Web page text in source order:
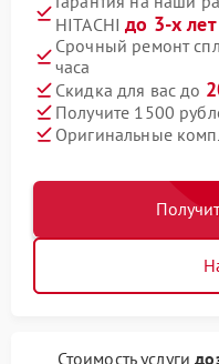
HITACHIдо 3-х лет
Срочный ремонт
часа
Скидка для вас до
Получите 1500
Оригинальные
Стоимость услуги